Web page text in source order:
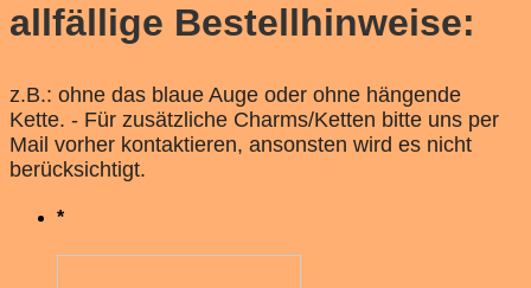
allfällige Bestellhinweise:
z.B.: ohne das blaue Auge oder ohne hängende
Kette. - Für zusätzliche Charms/Ketten bitte uns per
Mail vorher kontaktieren, ansonsten wird es nicht
berücksichtigt.
*